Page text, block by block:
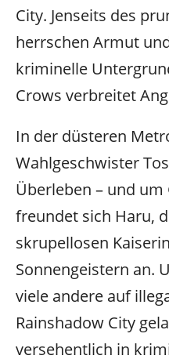
City. Jenseits des
herrschen Armut
kriminelle
Crows verbreitet
In der düsteren
Wahlgeschwister
Überleben – und
freundet sich Haru,
skrupellosen
Sonnengeistern an.
viele andere auf
Rainshadow City
versehentlich in